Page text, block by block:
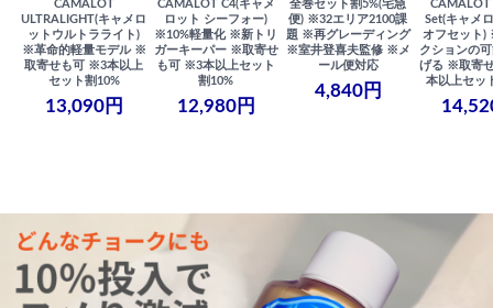
CAMALOT
ULTRALIGHT(キャメロ
ットウルトラライト)
※革命的軽量モデル ※
取寄せも可 ※3本以上
セット割10%
13,090円
CAMALOT C4(キャメ
ロット シーフォー)
※10%軽量化 ※新トリ
ガーキーパー ※取寄せ
も可 ※3本以上セット
割10%
12,980円
全巻セット割5%(宅急
便) ※32エリア2100課
題 ※再グレーディング
※室井登喜夫監修 ※メ
ール便対応
4,840円
Set(キャメ
オフセット)
クションの
げる ※取寄
本以上セッ